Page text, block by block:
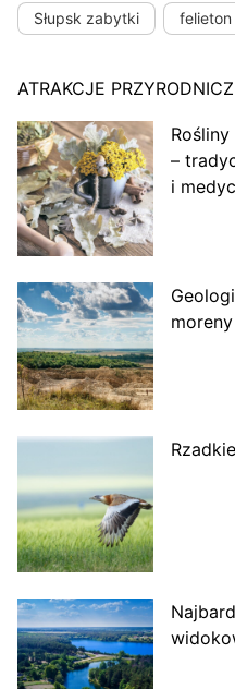
Słupsk zabytki felieton
ATRAKCJE
–
i
moreny